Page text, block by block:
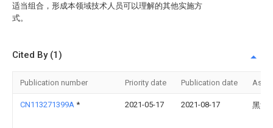
适当组合，形成本领域技术人员可以理解的其他实施方
式。
Cited By (1)
Publication number Priority date Publication date
CN113271399A * 2021-05-17 2021-08-17 黑河